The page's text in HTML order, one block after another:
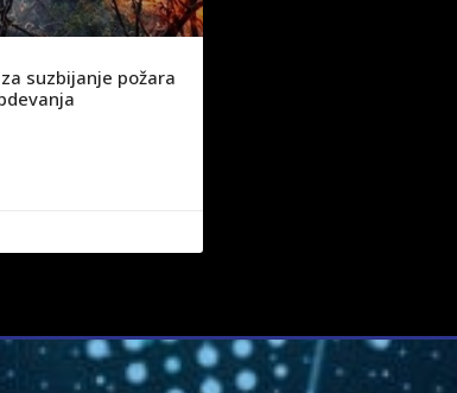
suzbijanje požara